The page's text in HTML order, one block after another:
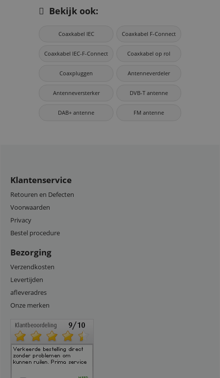
Bekijk ook:
Coaxkabel IEC Coaxkabel F-Connect
Coaxkabel IEC-F-Connect Coaxkabel op rol
Coaxpluggen Antenneverdeler
Antenneversterker DVB-T antenne
DAB+ antenne FM antenne
Klantenservice
Retouren en Defecten
Voorwaarden
Privacy
Bestel procedure
Bezorging
Verzendkosten
Levertijden
afleveradres
Onze merken